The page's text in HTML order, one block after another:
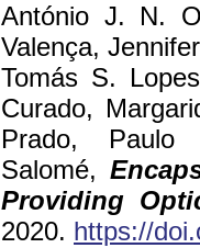
António J. N.
Valença,
Tomás S.
Curado,
Prado,
Salomé,
Providing
2020. https://